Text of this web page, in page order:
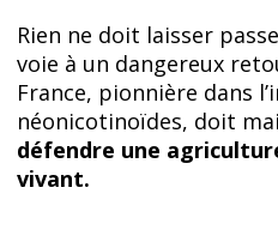
Rien ne doit laisser
voie à un dangereux
France, pionnière dans
néonicotinoïdes, doit
défendre une
vivant.